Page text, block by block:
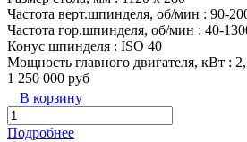
Частота верт.шпинделя, об/мин : 90-
Частота гор.шпинделя, об/мин : 40-
Конус шпинделя : ISO 40
Мощность главного двигателя, кВт :
1 250 000 руб
В корзину
Подробнее